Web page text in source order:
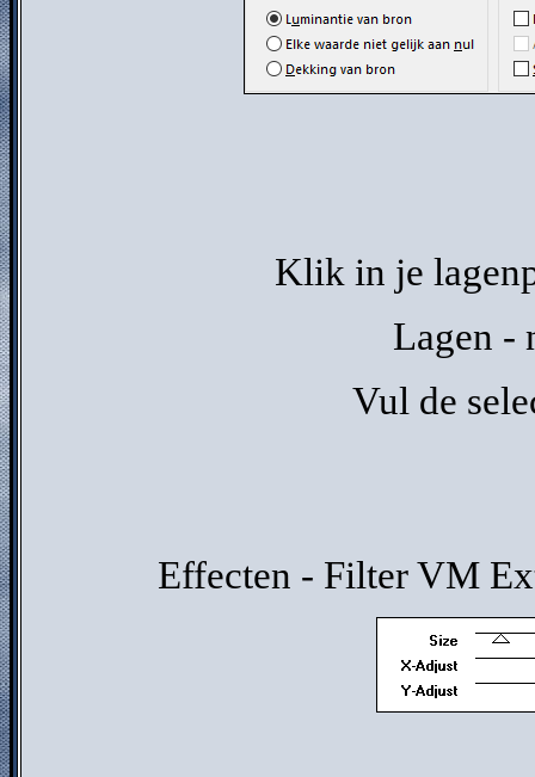
Klik in je
Lagen -
Vul de
Effecten - Filter VM